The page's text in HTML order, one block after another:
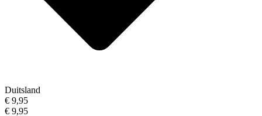
Duitsland
€ 9,95
€ 9,95